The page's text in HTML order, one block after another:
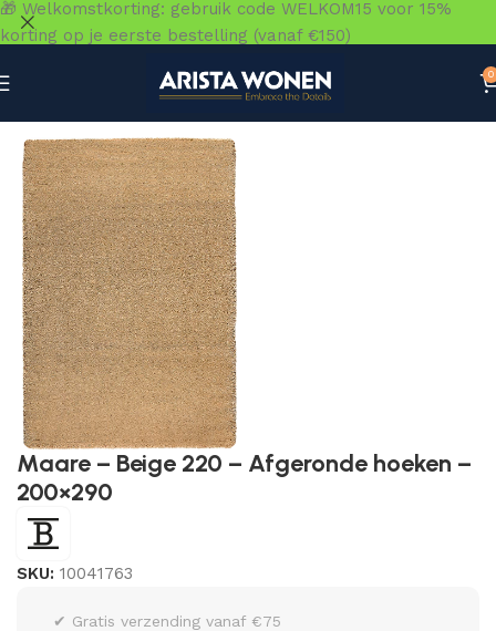
0
Maare – Beige 220 – Afgeronde hoeken –
200×290
SKU: 10041763
✔ Gratis verzending vanaf €75
🎁 Welkomstkorting: gebruik code WELKOM15 voor 15%
korting op je eerste bestelling (vanaf €150)